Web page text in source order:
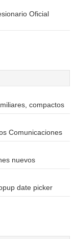
Oficial
compactos
Comunicaciones
nuevos
date picker